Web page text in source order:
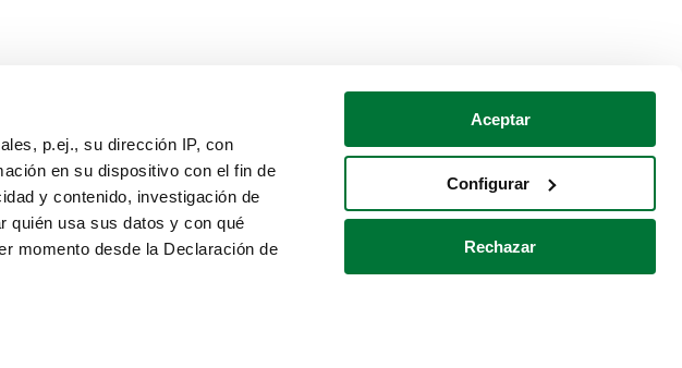
p.ej., su dirección IP, con
en su dispositivo con el fin de
y contenido, investigación de
quién usa sus datos y con qué
momento desde la Declaración de
Aceptar
Configurar
Rechazar